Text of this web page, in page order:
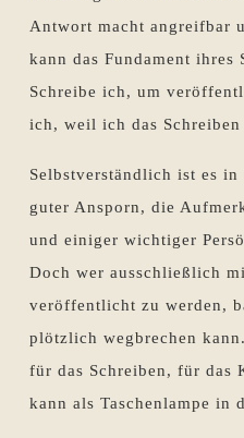
Antwort macht angreifbar
kann das Fundament ihres
Schreibe ich, um
ich, weil ich das
Selbstverständlich ist es
guter Ansporn, die
und einiger wichtiger
Doch wer ausschließlich
veröffentlicht zu werden,
plötzlich wegbrechen
für das Schreiben, für das
kann als Taschenlampe in